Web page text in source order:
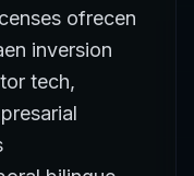
ofrecen
inversion
tech,